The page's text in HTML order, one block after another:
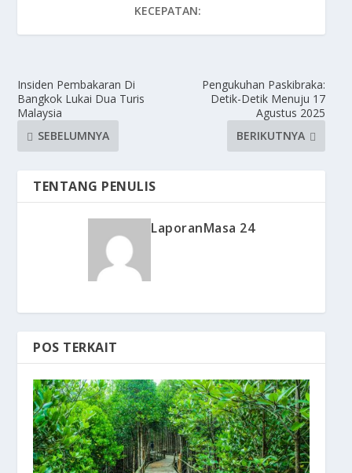
KECEPATAN:
Insiden Pembakaran Di
Bangkok Lukai Dua Turis
Malaysia
SEBELUMNYA
Pengukuhan Paskibraka:
Detik-Detik Menuju 17
Agustus 2025
BERIKUTNYA
TENTANG PENULIS
LaporanMasa 24
POS TERKAIT